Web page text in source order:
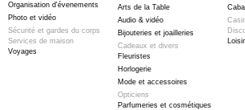
Organisation d'évenements
Photo et vidéo
Sécurité et gardes du corps
Services de maison
Voyages
Arts de la Table
Audio & vidéo
Bijouteries et joailleries
Cadeaux et divers
Fleuristes
Horlogerie
Mode et accessoires
Opticiens
Parfumeries et cosmétiques